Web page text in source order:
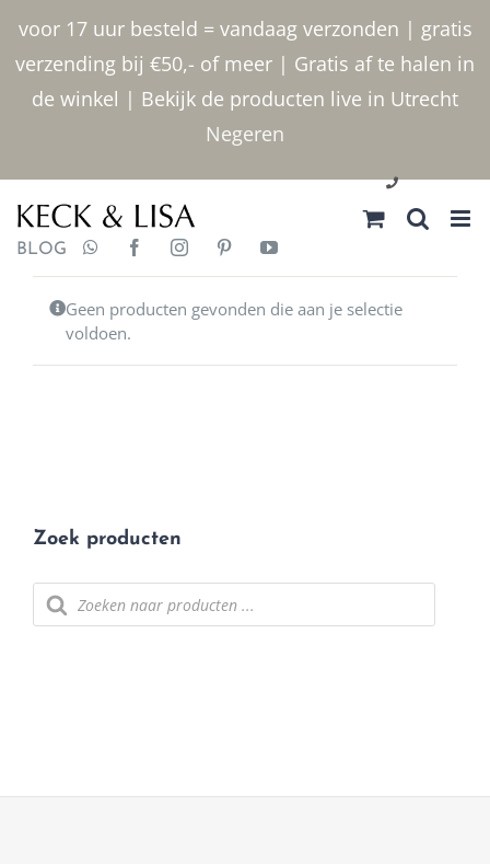
voor 17 uur besteld = vandaag verzonden | gratis
verzending bij €50,- of meer | Gratis af te halen in
de winkel | Bekijk de producten live in Utrecht
Negeren
inhoud
030 2400000
BLOG
Geen producten gevonden die aan je selectie
voldoen.
Zoek producten
Producten
zoeken